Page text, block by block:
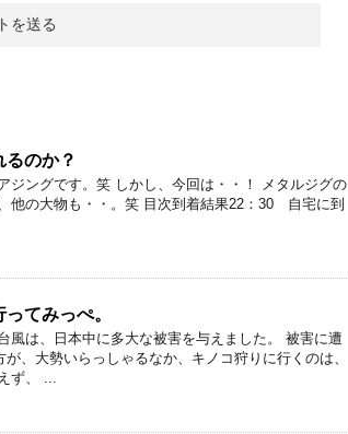
のか？
ジングです。笑 しかし、今回は・・！ メタルジグの
他の大物も・・。笑 目次到着結果22：30 自宅に到
てみっぺ。
風は、日本中に多大な被害を与えました。 被害に遭
、大勢いらっしゃるなか、キノコ狩りに行くのは、
ず、 ...